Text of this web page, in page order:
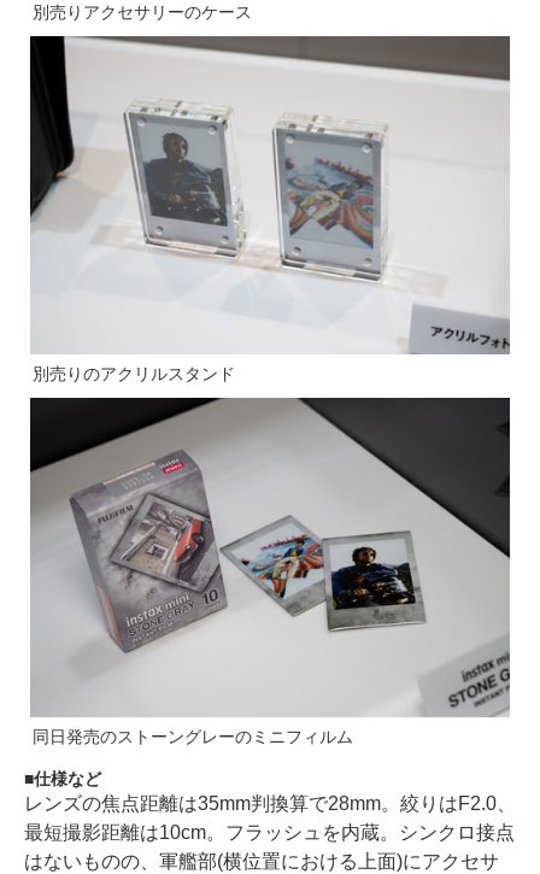
別売りアクセサリーのケース
別売りのアクリルスタンド
同日発売のストーングレーのミニフィルム
仕様など
レンズの焦点距離は35mm判換算で28mm。絞りはF2.0、
最短撮影距離は10cm。フラッシュを内蔵。シンクロ接点
はないものの、軍艦部(横位置における上面)にアクセサ